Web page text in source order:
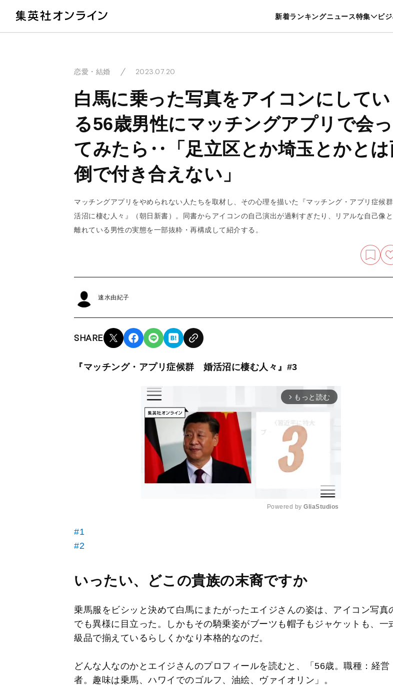
新着ランキングニュース特集 ビ
暮らし スポーツ ヘルスケア
恋愛・結婚 2023.07.20
白馬に乗った写真をアイコンにしてい
る56歳男性にマッチングアプリで会っ
てみたら‥「足立区とか埼玉とかとは
倒で付き合えない」
マッチングアプリをやめられない人たちを取材し、その心理を描いた『マッチング・アプリ症候
活沼に棲む人々』（朝日新書）。同書からアイコンの自己演出が過剰すぎたり、リアルな自己像
離れている男性の実態を一部抜粋・再構成して紹介する。
速水由紀子
SHARE
『マッチング・アプリ症候群 婚活沼に棲む人々』#3
arrow_forward_ios もっと読む
e
Powered by GliaStudios
#1
#2
いったい、どこの貴族の末裔ですか
乗馬服をビシッと決めて白馬にまたがったエイジさんの姿は、アイコン写真
でも異様に目立った。しかもその騎乗姿がブーツも帽子もジャケットも、一
級品で揃えているらしくかなり本格的なのだ。
どんな人なのかとエイジさんのプロフィールを読むと、「56歳。職種：経営
者。趣味は乗馬、ハワイでのゴルフ、油絵、ヴァイオリン」。